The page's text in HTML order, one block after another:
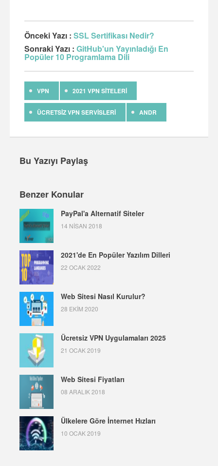
Önceki Yazı : SSL Sertifikası Nedir?
Sonraki Yazı : GitHub'un Yayınladığı En
Popüler 10 Programlama Dili
VPN 2021 VPN SITELERI
ÜCRETSIZ VPN SERVISLERI ANDR
Bu Yazıyı Paylaş
Benzer Konular
PayPal'a Alternatif Siteler
14 NISAN 2018
2021'de En Popüler Yazılım Dilleri
22 OCAK 2022
Web Sitesi Nasıl Kurulur?
28 EKIM 2020
Ücretsiz VPN Uygulamaları 2025
21 OCAK 2019
Web Sitesi Fiyatları
08 ARALIK 2018
Ülkelere Göre İnternet Hızları
10 OCAK 2019